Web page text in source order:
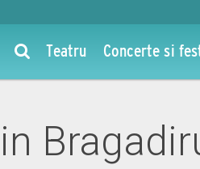
Teatru Concerte si